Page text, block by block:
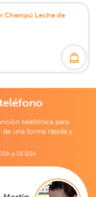
Champú Leche de
telefónica para
una forma rápida y
a 18:00h